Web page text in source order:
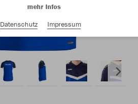
mehr Infos
Datenschutz
Impressum